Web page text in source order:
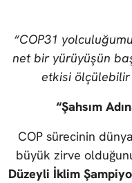
“COP31
net bir yürüyüşün
etkisi ölçülebilir
“Şahsım
COP sürecinin
büyük zirve
Düzeyli İklim